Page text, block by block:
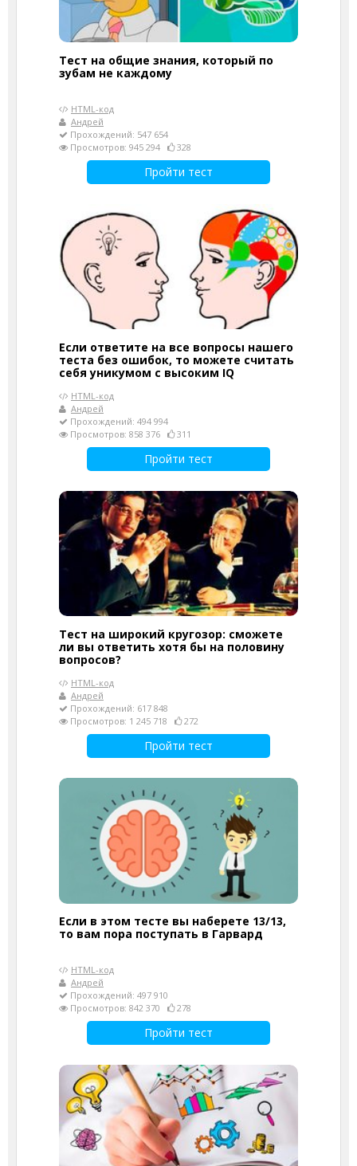
Тест на общие знания, который по
зубам не каждому
HTML-код
Андрей
Прохождений: 547 654
Просмотров: 945 294
328
Пройти тест
Если ответите на все вопросы нашего
теста без ошибок, то можете считать
себя уникумом с высоким IQ
HTML-код
Андрей
Прохождений: 494 994
Просмотров: 858 376
311
Пройти тест
Тест на широкий кругозор: сможете
ли вы ответить хотя бы на половину
вопросов?
HTML-код
Андрей
Прохождений: 617 848
Просмотров: 1 245 718
272
Пройти тест
Если в этом тесте вы наберете 13/13,
то вам пора поступать в Гарвард
HTML-код
Андрей
Прохождений: 497 910
Просмотров: 842 370
278
Пройти тест